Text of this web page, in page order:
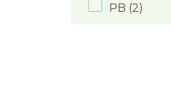
PB (2)